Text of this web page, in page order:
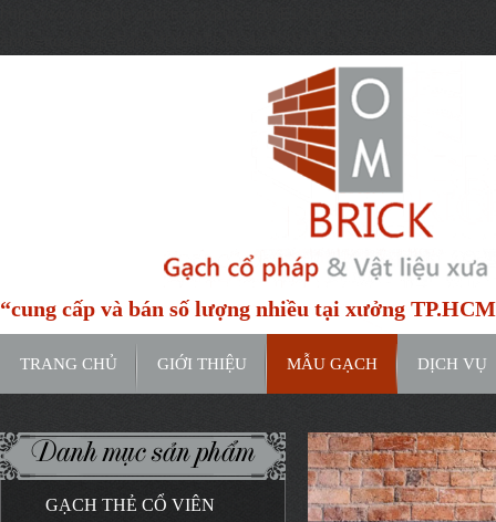
“cung cấp và bán số lượng nhiều tại xưởng
TRANG CHỦ GIỚI THIỆU MẪU GẠCH DỊCH VỤ
Danh mục sản phẩm
GẠCH THẺ CỔ VIÊN